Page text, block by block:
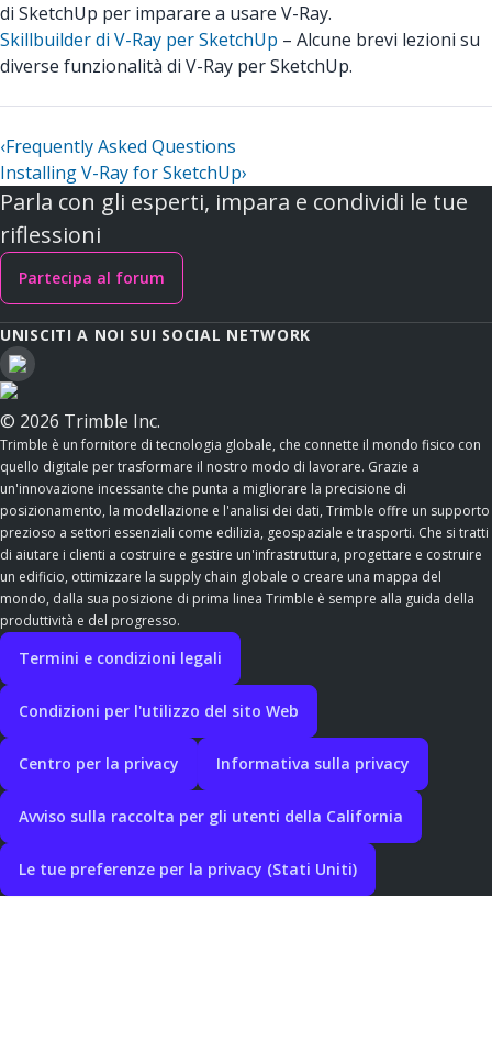
di SketchUp per imparare a usare V-Ray.
Skillbuilder di V-Ray per SketchUp – Alcune brevi lezioni su
diverse funzionalità di V-Ray per SketchUp.
‹Frequently Asked Questions
Installing V-Ray for SketchUp›
Parla con gli esperti, impara e condividi le tue
riflessioni
Partecipa al forum
UNISCITI A NOI SUI SOCIAL NETWORK
© 2026 Trimble Inc.
Trimble è un fornitore di tecnologia globale, che connette il mondo fisico con
quello digitale per trasformare il nostro modo di lavorare. Grazie a
un'innovazione incessante che punta a migliorare la precisione di
posizionamento, la modellazione e l'analisi dei dati, Trimble offre un supporto
prezioso a settori essenziali come edilizia, geospaziale e trasporti. Che si tratti
di aiutare i clienti a costruire e gestire un'infrastruttura, progettare e costruire
un edificio, ottimizzare la supply chain globale o creare una mappa del
mondo, dalla sua posizione di prima linea Trimble è sempre alla guida della
produttività e del progresso.
Termini e condizioni legali
Condizioni per l'utilizzo del sito Web
Centro per la privacy Informativa sulla privacy
Avviso sulla raccolta per gli utenti della California
Le tue preferenze per la privacy (Stati Uniti)